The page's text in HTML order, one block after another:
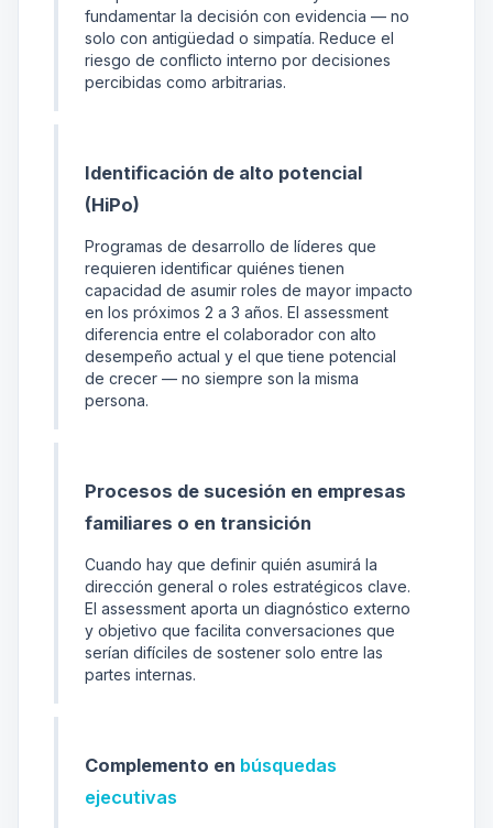
fundamentar la decisión con evidencia — no
solo con antigüedad o simpatía. Reduce el
riesgo de conflicto interno por decisiones
percibidas como arbitrarias.
Identificación de alto potencial
(HiPo)
Programas de desarrollo de líderes que
requieren identificar quiénes tienen
capacidad de asumir roles de mayor impacto
en los próximos 2 a 3 años. El assessment
diferencia entre el colaborador con alto
desempeño actual y el que tiene potencial
de crecer — no siempre son la misma
persona.
Procesos de sucesión en empresas
familiares o en transición
Cuando hay que definir quién asumirá la
dirección general o roles estratégicos clave.
El assessment aporta un diagnóstico externo
y objetivo que facilita conversaciones que
serían difíciles de sostener solo entre las
partes internas.
Complemento en búsquedas
ejecutivas